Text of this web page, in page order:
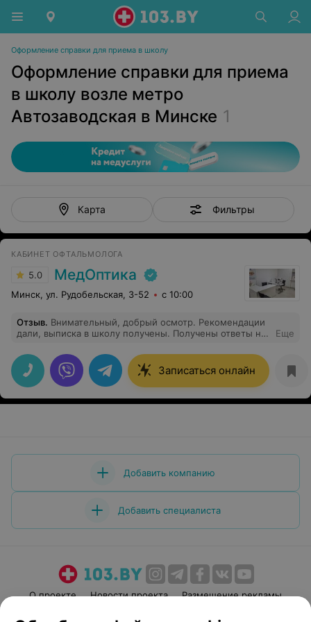
Оформление справки для приема в школу
Оформление справки для приема
в школу возле метро
Автозаводская в Минске 1
Карта Фильтры
КАБИНЕТ ОФТАЛЬМОЛОГА
5.0 МедОптика
Минск, ул. Рудобельская, 3-52 с 10:00
Отзыв. Внимательный, добрый осмотр. Рекомендации
дали, выписка в школу получены. Получены ответы на
внимание на большой выбор оптики. Буду
рекомендовать знакомым Вас
Еще
Записаться онлайн
Добавить компанию
Добавить специалиста
О проекте Новости проекта
Размещение рекламы